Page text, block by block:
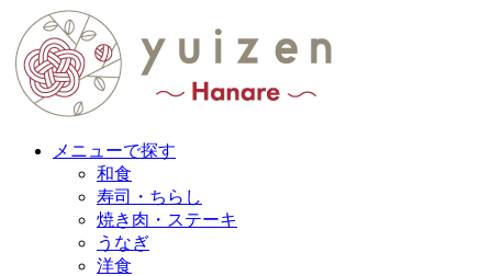
メニューで探す
和食
寿司・ちらし
焼き肉・ステーキ
うなぎ
洋食